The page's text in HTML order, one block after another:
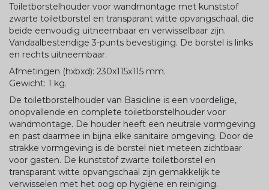
Toiletborstelhouder voor wandmontage met kunststof
zwarte toiletborstel en transparant witte opvangschaal, die
beide eenvoudig uitneembaar en verwisselbaar zijn.
Vandaalbestendige 3-punts bevestiging. De borstel is links
en rechts uitneembaar.
Afmetingen (hxbxd): 230x115x115 mm.
Gewicht: 1 kg.
De toiletborstelhouder van Basicline is een voordelige,
onopvallende en complete toiletborstelhouder voor
wandmontage. De houder heeft een neutrale vormgeving
en past daarmee in bijna elke sanitaire omgeving. Door de
strakke vormgeving is de borstel niet meteen zichtbaar
voor gasten. De kunststof zwarte toiletborstel en
transparant witte opvangschaal zijn gemakkelijk te
verwisselen met het oog op hygiëne en reiniging.